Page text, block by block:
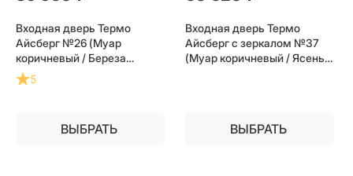
Входная дверь Термо
Айсберг №26 (Муар
коричневый / Береза
мореная) для частного
загородного дома и дачи
5
ВЫБРАТЬ
Входная дверь Термо
Айсберг с зеркалом №37
(Муар коричневый / Ясень
ВЫБРАТЬ